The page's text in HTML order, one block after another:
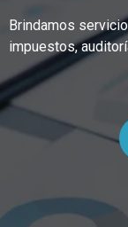
Brindamos
impuestos,